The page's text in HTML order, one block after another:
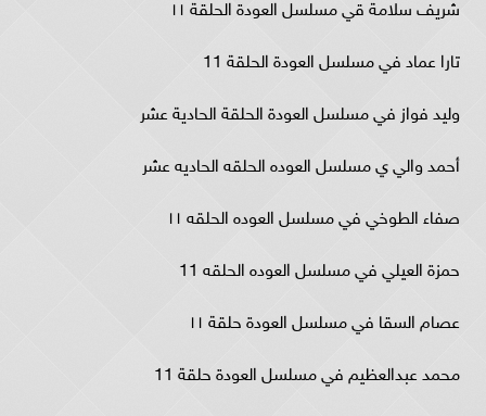
شريف سلامة قي مسلسل العودة الحلقة ١١
تارا عماد في مسلسل العودة الحلقة 11
وليد فواز في مسلسل العودة الحلقة الحادية عشر
أحمد والي ي مسلسل العوده الحلقه الحاديه عشر
صفاء الطوخي في مسلسل العوده الحلقه ١١
حمزة العيلي في مسلسل العوده الحلقه 11
عصام السقا في مسلسل العودة حلقة ١١
محمد عبدالعظيم في مسلسل العودة حلقة 11